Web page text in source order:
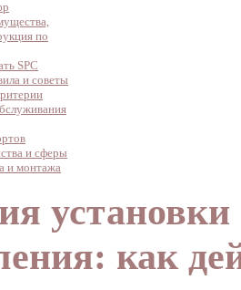
по
SPC
и советы
и сферы
и монтажа
как